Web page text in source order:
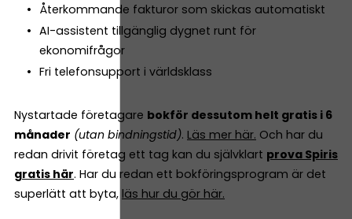
Återkommande fakturor som skickas automatiskt
AI-assistent tillgänglig dygnet runt för
ekonomifrågor
Fri telefonsupport i världsklass
Nystartade företagare bokför dessutom helt gratis i 6
månader (utan bindningstid). Läs mer här. Och har du
redan drivit företag ett tag kan du självklart prova Spiris
gratis här. Har du redan ett bokföringsprogram är det
superlätt att byta, läs hur du gör här.